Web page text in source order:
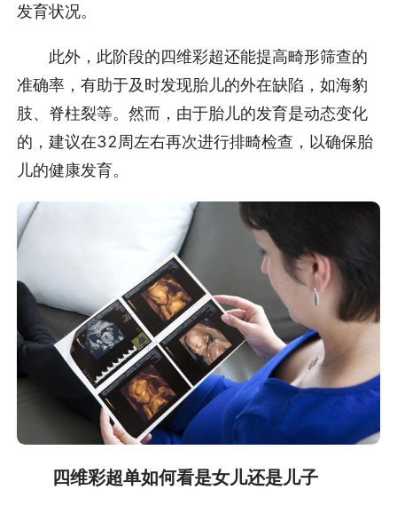
发育状况。
此外，此阶段的四维彩超还能提高畸形筛查的
准确率，有助于及时发现胎儿的外在缺陷，如海豹
肢、脊柱裂等。然而，由于胎儿的发育是动态变化
的，建议在32周左右再次进行排畸检查，以确保胎
儿的健康发育。
四维彩超单如何看是女儿还是儿子